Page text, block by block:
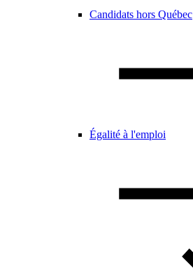
Candidats hors Québec
Égalité à l'emploi